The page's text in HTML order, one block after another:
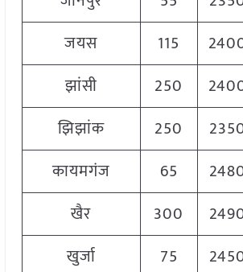
जयस
115
झांसी
250
झिझांक
250
कायमगंज
65
खैर
300
खुर्जा
75